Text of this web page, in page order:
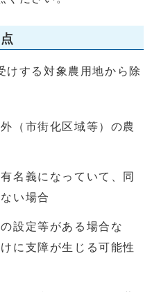
けする対象農用地から除
（市街化区域等）の農
名義になっていて、同
い場合
設定等がある場合な
に支障が生じる可能性